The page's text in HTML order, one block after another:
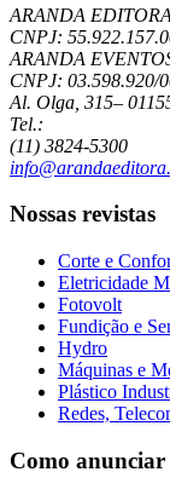
ARANDA
CNPJ:
ARANDA
CNPJ: 03.598.920/
Al. Olga, 315–
Tel.:
(11) 3824-5300
Nossas revistas
Corte e
Eletricidade
Fotovolt
Fundição e
Hydro
Máquinas e
Plástico
Redes,
Como anunciar